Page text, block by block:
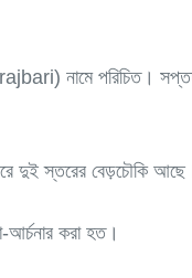
নামে পরিচিত।
দুই স্তরের বেড়চৌকি
আর্চনার করা হত।